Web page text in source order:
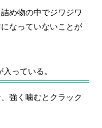
め物の中でジワジワ
なっていないことが
っている。
強く噛むとクラック